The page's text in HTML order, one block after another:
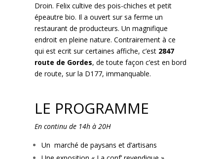
Droin. Felix cultive des pois-chiches et petit
épeautre bio. Il a ouvert sur sa ferme un
restaurant de producteurs. Un magnifique
endroit en pleine nature. Contrairement à ce
qui est ecrit sur certaines affiche, c’est 2847
route de Gordes, de toute façon c’est en bord
de route, sur la D177, immanquable.
LE PROGRAMME
En continu de 14h à 20H
Un marché de paysans et d’artisans